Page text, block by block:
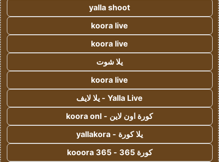
yalla shoot
koora live
koora live
يلا شوت
koora live
Yalla Live - يلا لايف
كورة اون لاين - koora onl
يلا كورة - yallakora
كورة 365 - kooora 365